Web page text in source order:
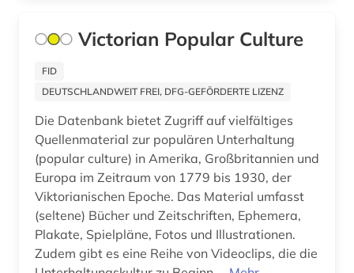
handel (1)
harz (1)
hawaii (1)
herkunftsland (1)
hispanoamerika (1)
hispanoamerikanische geschichte (1)
hollywood (1)
Victorian Popular Culture
FID
DEUTSCHLANDWEIT FREI, DFG-GEFÖRDERTE LIZENZ
Die Datenbank bietet Zugriff auf vielfältiges
Quellenmaterial zur populären Unterhaltung
(popular culture) in Amerika, Großbritannien und
Europa im Zeitraum von 1779 bis 1930, der
Viktorianischen Epoche. Das Material umfasst
(seltene) Bücher und Zeitschriften, Ephemera,
Plakate, Spielpläne, Fotos und Illustrationen.
Zudem gibt es eine Reihe von Videoclips, die die